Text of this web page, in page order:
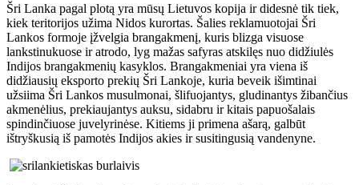
Šri Lanka pagal plotą yra mūsų Lietuvos kopija ir didesnė tik tiek,
kiek teritorijos užima Nidos kurortas. Šalies reklamuotojai Šri
Lankos formoje įžvelgia brangakmenį, kuris blizga visuose
lankstinukuose ir atrodo, lyg mažas safyras atskilęs nuo didžiulės
Indijos brangakmenių kasyklos. Brangakmeniai yra viena iš
didžiausių eksporto prekių Šri Lankoje, kuria beveik išimtinai
užsiima Šri Lankos musulmonai, šlifuojantys, gludinantys žibančius
akmenėlius, prekiaujantys auksu, sidabru ir kitais papuošalais
spindinčiuose juvelyrinėse. Kitiems ji primena ašarą, galbūt
ištryškusią iš pamotės Indijos akies ir susitingusią vandenyne.